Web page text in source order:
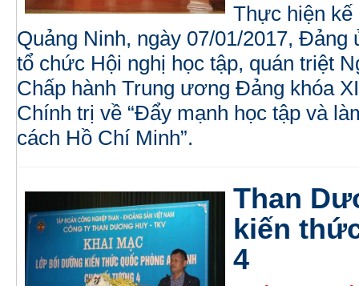
Thực hiện kế
Quảng Ninh, ngày 07/01/2017,
tổ chức Hội nghị học tập, quán triệt
Chấp hành Trung ương Đảng khóa
Chính trị về “Đẩy mạnh học tập và
cách Hồ Chí Minh”.
Than
kiến
4